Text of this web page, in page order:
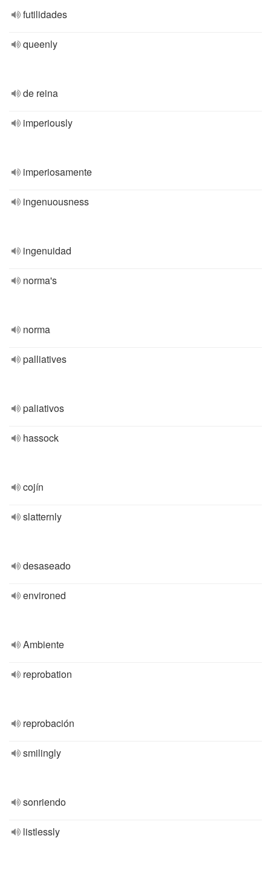
futilidades
queenly
de reina
imperiously
imperiosamente
ingenuousness
ingenuidad
norma's
norma
palliatives
paliativos
hassock
cojín
slatternly
desaseado
environed
Ambiente
reprobation
reprobación
smilingly
sonriendo
listlessly